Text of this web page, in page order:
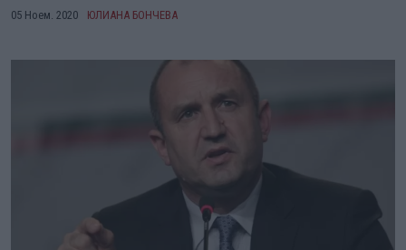
05 Ноем. 2020 ЮЛИАНА БОНЧЕВА